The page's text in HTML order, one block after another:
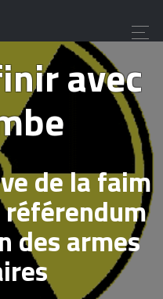
avec
de la faim
des armes